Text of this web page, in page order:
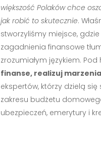
większość Polaków chce
jak robić to skutecznie.
stworzyliśmy miejsce,
zagadnienia finansowe
zrozumiałym językiem. Pod
finanse, realizuj
ekspertów, którzy dzielą się
zakresu budżetu
ubezpieczeń, emerytury i